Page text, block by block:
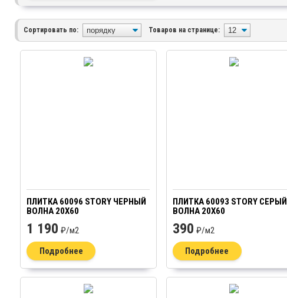
Сортировать по: Товаров на странице:
ПЛИТКА 60096 STORY ЧЕРНЫЙ
ВОЛНА 20Х60
1 190 ₽/м2
Подробнее
ПЛИТКА 60093 STORY СЕРЫЙ
ВОЛНА 20Х60
390 ₽/м2
Подробнее